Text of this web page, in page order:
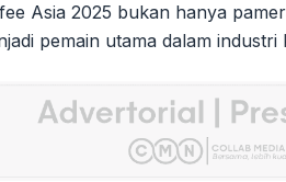
Asia 2025 bukan hanya
pemain utama dalam industri